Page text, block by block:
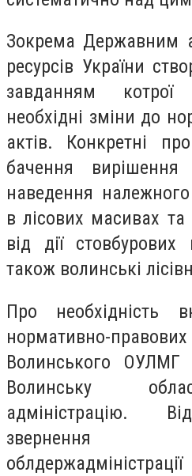
Зокрема Державним
ресурсів України
завданням
необхідні зміни до
актів. Конкретні
бачення вирішення
наведення
в лісових масивах та
від дії
також волинські
Про необхідність
нормативно-
Волинського ОУЛМГ
Волинську
адміністрацію.
звернення